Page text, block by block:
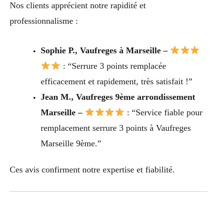
Nos clients apprécient notre rapidité et
professionnalisme :
Sophie P., Vaufreges à Marseille –
: “Serrure 3 points remplacée
efficacement et rapidement, très satisfait !”
Jean M., Vaufreges 9ème arrondissement
Marseille –
: “Service fiable pour
remplacement serrure 3 points à Vaufreges
Marseille 9ème.”
Ces avis confirment notre expertise et fiabilité.